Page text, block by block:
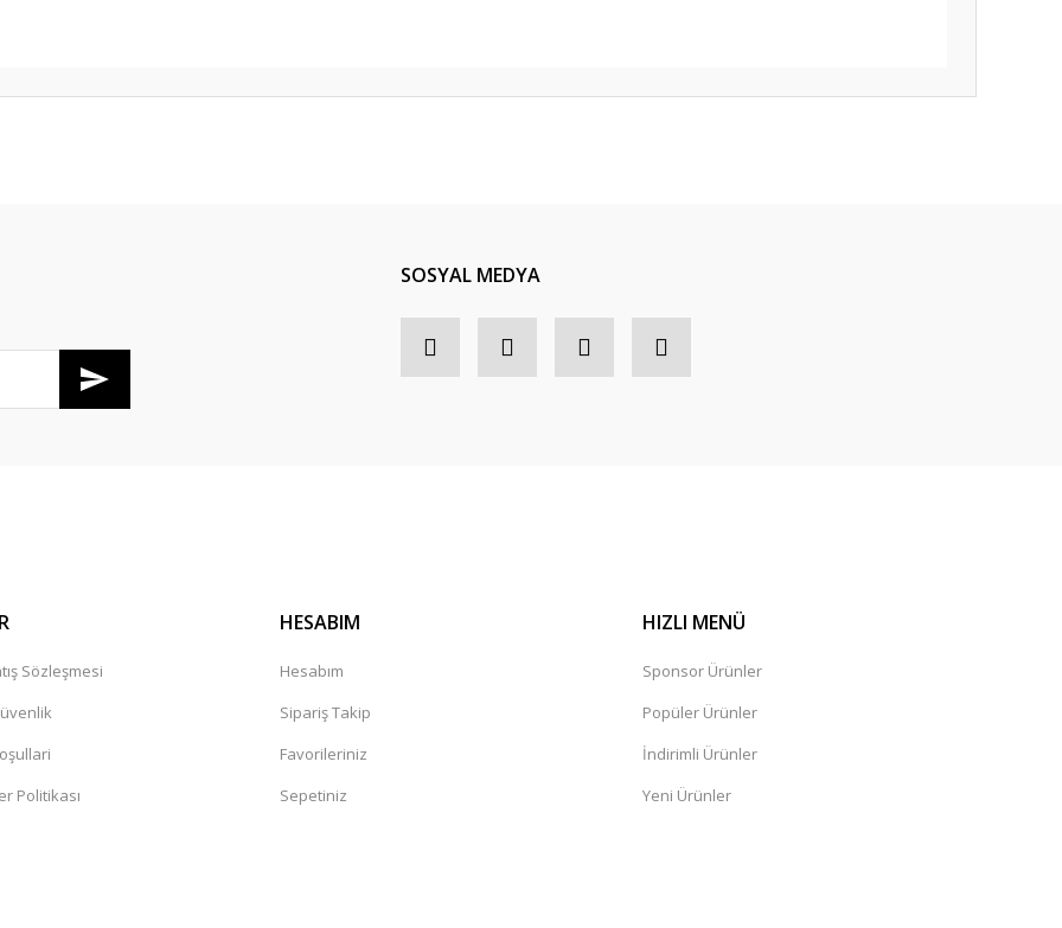
SOSYAL MEDYA
Sözleşmesi
Politikası
HESABIM
Hesabım
Sipariş Takip
Favorileriniz
Sepetiniz
HIZLI MENÜ
Sponsor Ürünler
Popüler Ürünler
İndirimli Ürünler
Yeni Ürünler